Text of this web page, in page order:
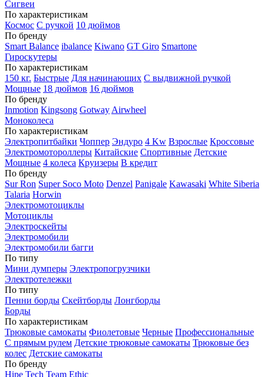
Сигвеи
По характеристикам
Космос С ручкой 10 дюймов
По бренду
Smart Balance ibalance Kiwano GT Giro Smartone
Гироскутеры
По характеристикам
150 кг. Быстрые Для начинающих С выдвижной ручкой
Мощные 18 дюймов 16 дюймов
По бренду
Inmotion Kingsong Gotway Airwheel
Моноколеса
По характеристикам
Электропитбайки Чоппер Эндуро 4 Kw Взрослые Кроссовые
Электромотороллеры Китайские Спортивные Детские
Мощные 4 колеса Круизеры В кредит
По бренду
Sur Ron Super Soco Moto Denzel Panigale Kawasaki White Siberia
Talaria Horwin
Электромотоциклы
Мотоциклы
Электроскейты
Электромобили
Электромобили багги
По типу
Мини думперы Электропогрузчики
Электротележки
По типу
Пенни борды Скейтборды Лонгборды
Борды
По характеристикам
Трюковые самокаты Фиолетовые Черные Профессиональные
С прямым рулем Детские трюковые самокаты Трюковые без
колес Детские самокаты
По бренду
Hipe Tech Team Ethic